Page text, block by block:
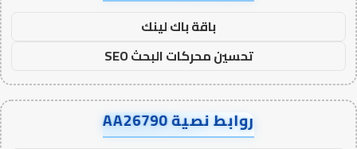
باقة باك لينك
تحسين محركات البحث SEO
روابط نصية AA26790